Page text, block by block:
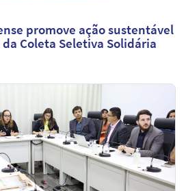
promove ação sustentável
Coleta Seletiva Solidária